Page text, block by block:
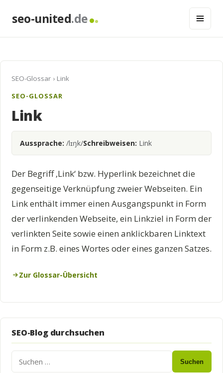
seo-united.de
SEO-Glossar › Link
SEO-GLOSSAR
Link
Aussprache: /lɪŋk/Schreibweisen: Link
Der Begriff ‚Link‘ bzw. Hyperlink bezeichnet die
gegenseitige Verknüpfung zweier Webseiten. Ein
Link enthält immer einen Ausgangspunkt in Form
der verlinkenden Webseite, ein Linkziel in Form der
verlinkten Seite sowie einen anklickbaren Linktext
in Form z.B. eines Wortes oder eines ganzen Satzes.
Zur Glossar-Übersicht
SEO-Blog durchsuchen
Suchen